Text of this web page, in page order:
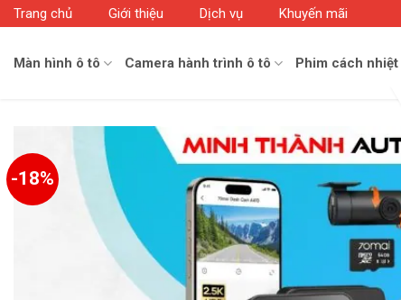
Skip
to
content
Trang chủ Giới thiệu Dịch vụ Khuyến mãi
Màn hình ô tô Camera hành trình ô tô Phim cách nhiệt
-18%